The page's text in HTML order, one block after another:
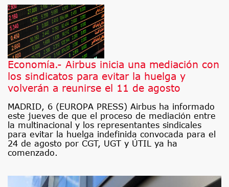
Economía.- Airbus inicia una mediación con
los sindicatos para evitar la huelga y
volverán a reunirse el 11 de agosto
MADRID, 6 (EUROPA PRESS) Airbus ha informado
este jueves de que el proceso de mediación entre
la multinacional y los representantes sindicales
para evitar la huelga indefinida convocada para el
24 de agosto por CGT, UGT y ÚTIL ya ha
comenzado.